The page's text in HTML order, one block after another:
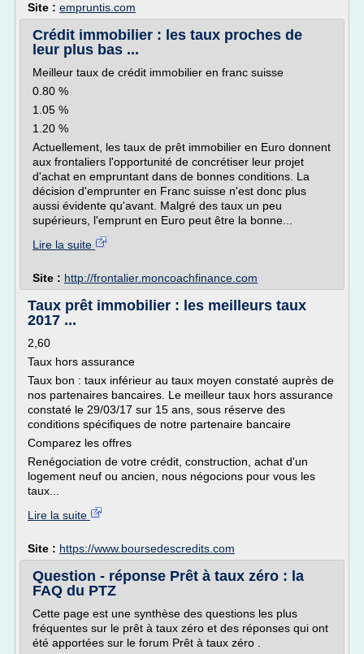
Site : empruntis.com
Crédit immobilier : les taux proches de
leur plus bas ...
Meilleur taux de crédit immobilier en franc suisse
0.80 %
1.05 %
1.20 %
Actuellement, les taux de prêt immobilier en Euro donnent
aux frontaliers l'opportunité de concrétiser leur projet
d'achat en empruntant dans de bonnes conditions. La
décision d'emprunter en Franc suisse n'est donc plus
aussi évidente qu'avant. Malgré des taux un peu
supérieurs, l'emprunt en Euro peut être la bonne...
Lire la suite
Site : http://frontalier.moncoachfinance.com
Taux prêt immobilier : les meilleurs taux
2017 ...
2,60
Taux hors assurance
Taux bon : taux inférieur au taux moyen constaté auprès de
nos partenaires bancaires. Le meilleur taux hors assurance
constaté le 29/03/17 sur 15 ans, sous réserve des
conditions spécifiques de notre partenaire bancaire
Comparez les offres
Renégociation de votre crédit, construction, achat d'un
logement neuf ou ancien, nous négocions pour vous les
taux...
Lire la suite
Site : https://www.boursedescredits.com
Question - réponse Prêt à taux zéro : la
FAQ du PTZ
Cette page est une synthèse des questions les plus
fréquentes sur le prêt à taux zéro et des réponses qui ont
été apportées sur le forum Prêt à taux zéro .